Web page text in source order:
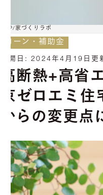
TOP 家づくりラボ
ローン・補助金
公開日:2024年4月19日 更
高断熱+高省
京ゼロエミ
からの変更点